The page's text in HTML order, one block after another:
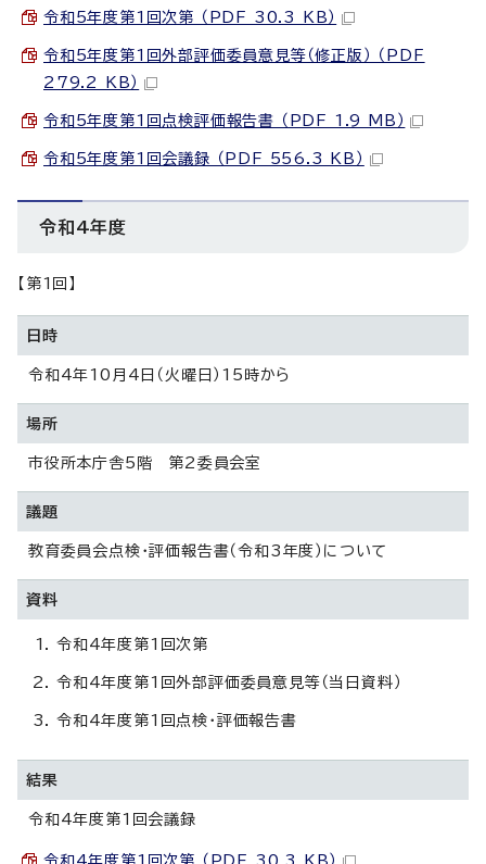
令和5年度第1回次第 （PDF 30.3 KB）
令和5年度第1回外部評価委員意見等（修正版） （PDF
279.2 KB）
令和5年度第1回点検評価報告書 （PDF 1.9 MB）
令和5年度第1回会議録 （PDF 556.3 KB）
令和4年度
【第1回】
日時
令和4年10月4日（火曜日）15時から
場所
市役所本庁舎5階 第2委員会室
議題
教育委員会点検・評価報告書（令和3年度）について
資料
令和4年度第1回次第
令和4年度第1回外部評価委員意見等（当日資料）
令和4年度第1回点検・評価報告書
結果
令和4年度第1回会議録
令和4年度第1回次第 （PDF 30.3 KB）